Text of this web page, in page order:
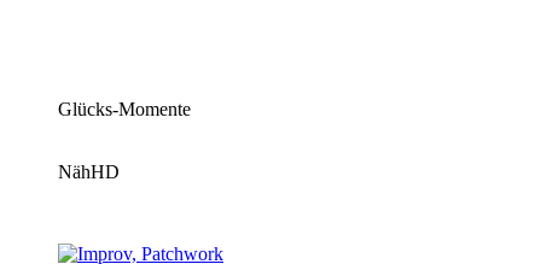
Glücks-Momente
NähHD